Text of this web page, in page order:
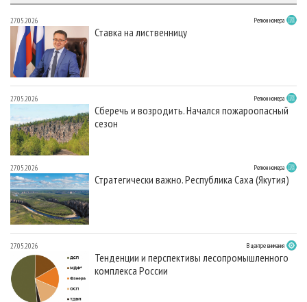
27.05.2026 Регион номера
Ставка на лиственницу
27.05.2026 Регион номера
Сберечь и возродить. Начался пожароопасный
сезон
27.05.2026 Регион номера
Стратегически важно. Республика Саха (Якутия)
27.05.2026 В центре внимания
Тенденции и перспективы лесопромышленного
комплекса России